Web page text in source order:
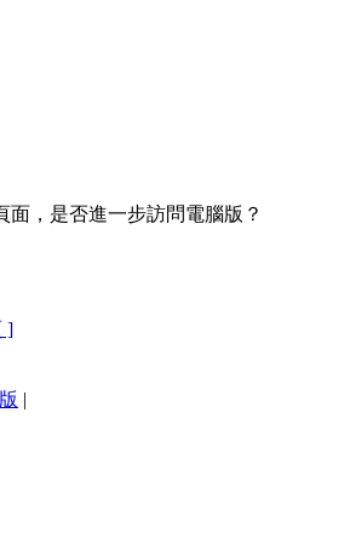
面，是否進一步訪問電腦版？
]
|